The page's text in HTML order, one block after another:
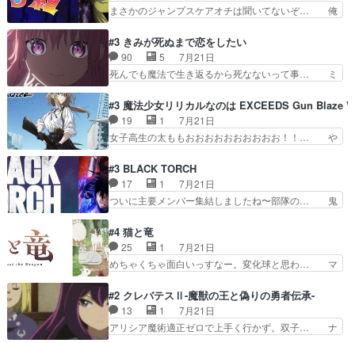
って妹扱い止まりそうな…
は後に何らかの際に活躍するんやろ… アイシ
ャ、、、なんと末恐ろしい妹なんだ！… ルーデウ
しゃあない。狂犬かくましいつ来… 本作はぬるい
ハーレムではなく、真面目に一… エリスはしばら
くEDだけやね。アイシャ、…
まさかのジャンプスケアオチは聞いてないぞ… 俺
ャ子の従姉妹シュラ子登場。主人公眼福… 跡目争
いの新キャラ登場で、今回はシュール… めちゃ子
のいとこかわいい今回主人公の驚き… メチャ子を
くしゃみと鼻水が止まらなくなる… お父さんに押
をちびっ子にしたあの玉、も… 半裸の警官の方が
怖い。ライバルキャラかわ… 霊媒師が人の肩に霊
を乗せるな笑なんてモノ…
#3 きみが死ぬまで恋をしたい
90 5
7月21日
死んでも魔法で生き返るから死なないって事… ミ
ミ、最後のその顔は怖いよ...。てかタ… もはや人
間なのかも怪しい戦闘シーンがない… 今話第LO
／原画で参加させていただきまし… 皆大好き、ロ
リの全裸だーーーーーーッッッ… シーナとミミが
芽吹く百合の花。ミミ(c… ルームメイト1ヶ月経
ってシーナがミミの人… もう後戻りできないぞ」
してくるとは思わん…
#3 魔法少女リリカルなのは EXCEEDS Gun Blaze
19 1
7月21日
女子高生の太ももおおおおおおおおおお！！… や
瀬シイナと夜海トワ』今回はフォロワー… なのは
と出逢い炎の魔人の能力を人類の為に… ・シイ
ナ、トワと出会う親近感を感じる2人… 篠宮マナ
が登場したけど公式サイトに20歳… リリカルな
ちゃ食うやん魔人狩りチーム強… 人類滅亡寸前ま
で追い詰められていたのに、… 第３話をU-NEXT
で視聴しました。視聴…
#3 BLACK TORCH
17 1
7月21日
ついに主要メンバー集結しましたね〜部隊の… 鬼
描いたようなチョロインだったな。下半… 前回か
ら引き続いてじいさんとの決別の冒頭… あっちは
呪霊でこっちは物怪。忍者っぽいア… 護衛対象と
なる弐郎を連れて隠密局へ、彼の… →現状展開が
た弐郎は鬼子母神一華の護衛… 護衛はお尻一華、
ここは定番やっぱ物の怪の… ①敵は会話してる最
中の同乗者を物音一つ発…
#4 猫と竜
25 1
7月21日
めちゃくちゃ面白いっすなー。変化球と思わ… マ
代もの猫たちの誕生と成長を見守る猫竜… 前回猫
たちで熊退治をしていた中の一匹の猫… と思って
みにいったらクロバネのCV.速水… 「おじちゃん
は身内に甘い」で、いきなり笑… ガチで素晴らし
#2 クレバテスⅡ-魔獣の王と偽りの勇者伝承-
13 1
7月21日
アリシア魔術適正ゼロで上手く行かず。双子… ナ